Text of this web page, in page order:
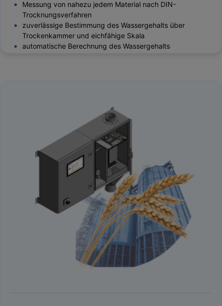
Messung von nahezu jedem Material nach DIN-
Trocknungsverfahren
zuverlässige Bestimmung des Wassergehalts über
Trockenkammer und eichfähige Skala
automatische Berechnung des Wassergehalts